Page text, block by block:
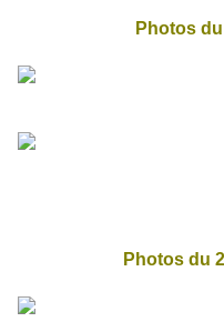
Photos
Photos du